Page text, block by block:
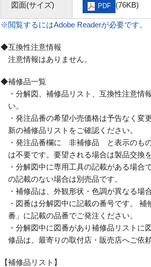
図面(サイズ) PDF (76KB)
※閲覧するにはAdobe Readerが必要です。
◆互換性注意情報
注意情報はありません。
◆補修品一覧
・分解図、補修品リスト、互換性注意情
い。
・発注品番の希望小売価格は予告なく変
新の補修品リストをご確認ください。
・発注品番欄に 非補修品 と表示のも
は不要です。要望される場合は製品交換
・分解図中に専用工具の記載がある場合
の記載のない場合は別売品です。
・補修品は、外観形状・色調が異なる場
・図番は分解図中に記載の番号です。
番」に記載の品番でご発注ください。
・分解図中に図番があり補修品リストに
修品は、最寄りの取付店・販売店へご依
【補修品リスト】